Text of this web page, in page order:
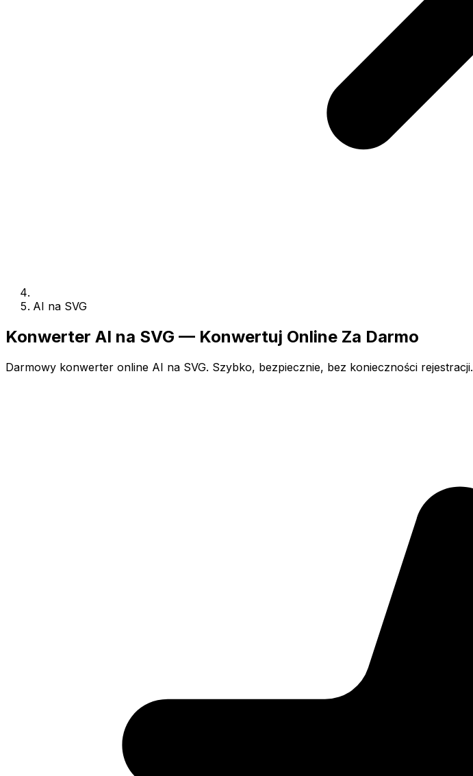
AI na SVG
Konwerter AI na SVG — Konwertuj Online Za Darmo
Darmowy konwerter online AI na SVG. Szybko, bezpiecznie, bez konieczności rejestracji.